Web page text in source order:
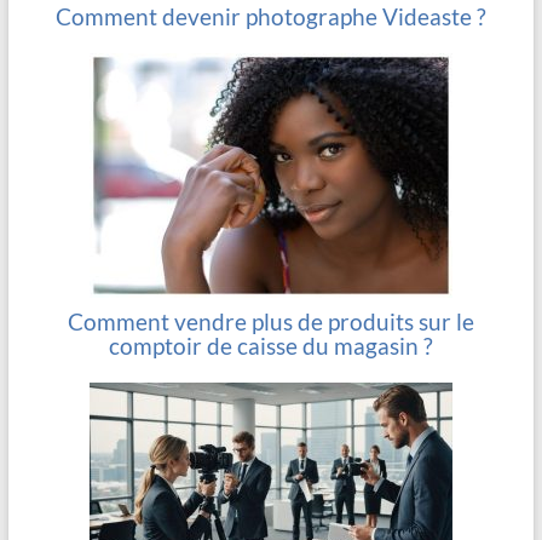
Comment devenir photographe Videaste ?
Comment vendre plus de produits sur le
comptoir de caisse du magasin ?